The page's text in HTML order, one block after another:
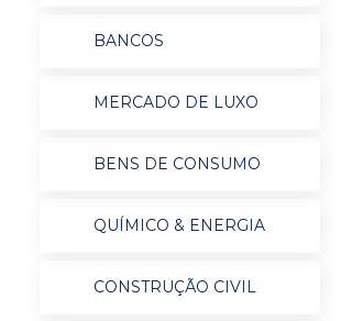
BANCOS
MERCADO DE LUXO
BENS DE CONSUMO
QUÍMICO & ENERGIA
CONSTRUÇÃO CIVIL